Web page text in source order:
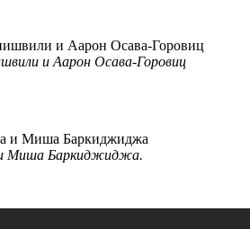
и Аарон Осава-Горовиц
Миша Баркиджиджа.